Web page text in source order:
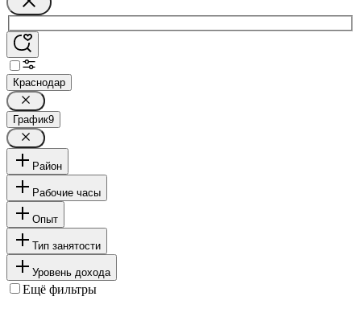
Краснодар
График9
Район
Рабочие часы
Опыт
Тип занятости
Уровень дохода
Ещё фильтры